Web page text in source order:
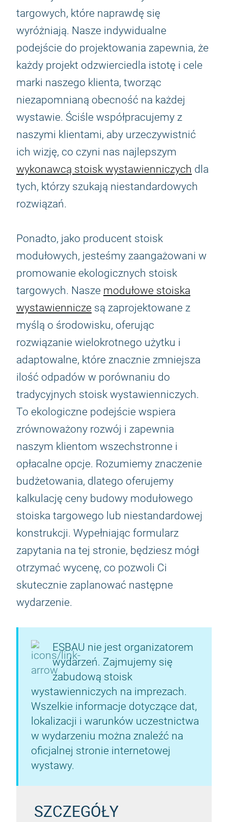
targowych, które naprawdę się
wyróżniają. Nasze indywidualne
podejście do projektowania zapewnia, że
każdy projekt odzwierciedla istotę i cele
marki naszego klienta, tworząc
niezapomnianą obecność na każdej
wystawie. Ściśle współpracujemy z
naszymi klientami, aby urzeczywistnić
ich wizję, co czyni nas najlepszym
wykonawcą stoisk wystawienniczych dla
tych, którzy szukają niestandardowych
rozwiązań.
Ponadto, jako producent stoisk
modułowych, jesteśmy zaangażowani w
promowanie ekologicznych stoisk
targowych. Nasze modułowe stoiska
wystawiennicze są zaprojektowane z
myślą o środowisku, oferując
rozwiązanie wielokrotnego użytku i
adaptowalne, które znacznie zmniejsza
ilość odpadów w porównaniu do
tradycyjnych stoisk wystawienniczych.
To ekologiczne podejście wspiera
zrównoważony rozwój i zapewnia
naszym klientom wszechstronne i
opłacalne opcje. Rozumiemy znaczenie
budżetowania, dlatego oferujemy
kalkulację ceny budowy modułowego
stoiska targowego lub niestandardowej
konstrukcji. Wypełniając formularz
zapytania na tej stronie, będziesz mógł
otrzymać wycenę, co pozwoli Ci
skutecznie zaplanować następne
wydarzenie.
ESBAU nie jest organizatorem
wydarzeń. Zajmujemy się
zabudową stoisk
wystawienniczych na imprezach.
Wszelkie informacje dotyczące dat,
lokalizacji i warunków uczestnictwa
w wydarzeniu można znaleźć na
oficjalnej stronie internetowej
wystawy.
SZCZEGÓŁY